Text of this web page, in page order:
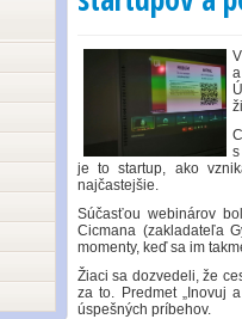
je to startup, ako
najčastejšie.
Súčasťou webinárov
Cicmana (zakladateľa
momenty, keď sa im
Žiaci sa dozvedeli, že
za to. Predmet „Inovuj
úspešných príbehov.